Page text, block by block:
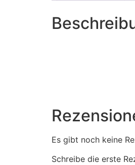
Es gibt noch keine
Schreibe die erste